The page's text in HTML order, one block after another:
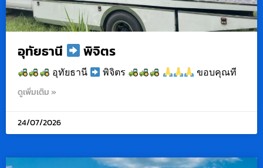
อุทัยธานี พิจิตร
อุทัยธานี พิจิตร ขอบคุณที
ดูเพิ่มเติม »
24/07/2026